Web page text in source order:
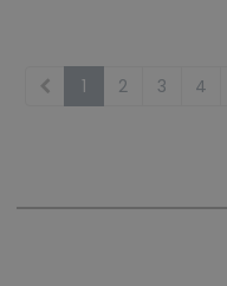
1 2 3 4